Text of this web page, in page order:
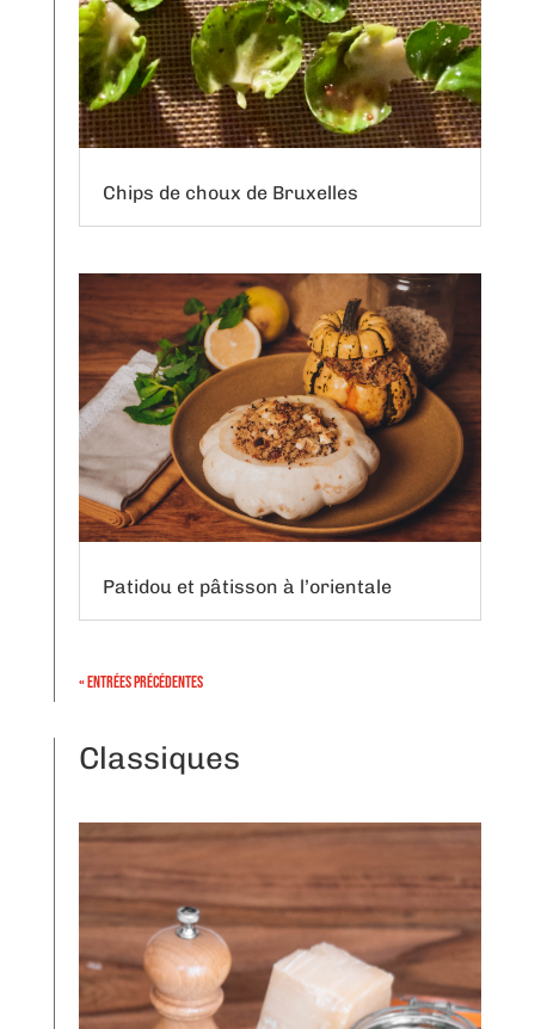
Chips de choux de Bruxelles
Patidou et pâtisson à l’orientale
« Entrées précédentes
Classiques